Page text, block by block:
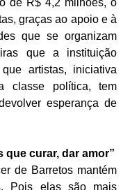
de R$ 4,2 milhões, o
graças ao apoio e à
que se organizam
que a instituição
artistas, iniciativa
classe política, tem
esperança de
que curar, dar amor”
de Barretos mantém
Pois elas são mais